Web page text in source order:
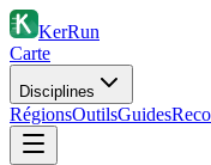
KerRun
Carte
Disciplines
RégionsOutilsGuides